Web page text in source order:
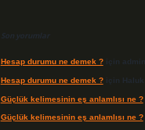
Son yorumlar
Hesap durumu ne demek ?için admin
Hesap durumu ne demek ?için Haluk
Güçlük kelimesinin eş anlamlısı ne ?
Güçlük kelimesinin eş anlamlısı ne ?